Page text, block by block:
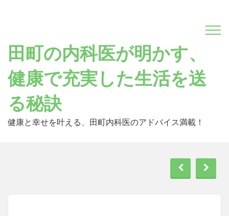
田町の内科医が明かす、
健康で充実した生活を送
る秘訣
健康と幸せを叶える、田町内科医のアドバイス満載！